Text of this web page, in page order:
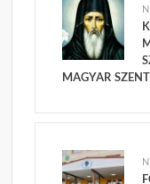
MAGYAR